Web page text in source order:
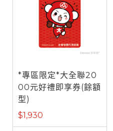
*專區限定*大全聯20
00元好禮即享券(餘額
型)
$1,930